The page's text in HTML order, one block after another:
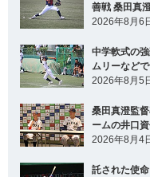
善戦 桑田真
2026年8月6
中学軟式の
ムリーなど
2026年8月5
桑田真澄監
ームの井口
2026年8月4
託された使